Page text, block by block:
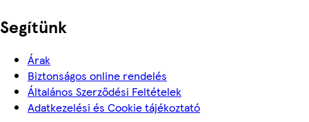
Segítünk
Árak
Biztonságos online rendelés
Általános Szerződési Feltételek
Adatkezelési és Cookie tájékoztató